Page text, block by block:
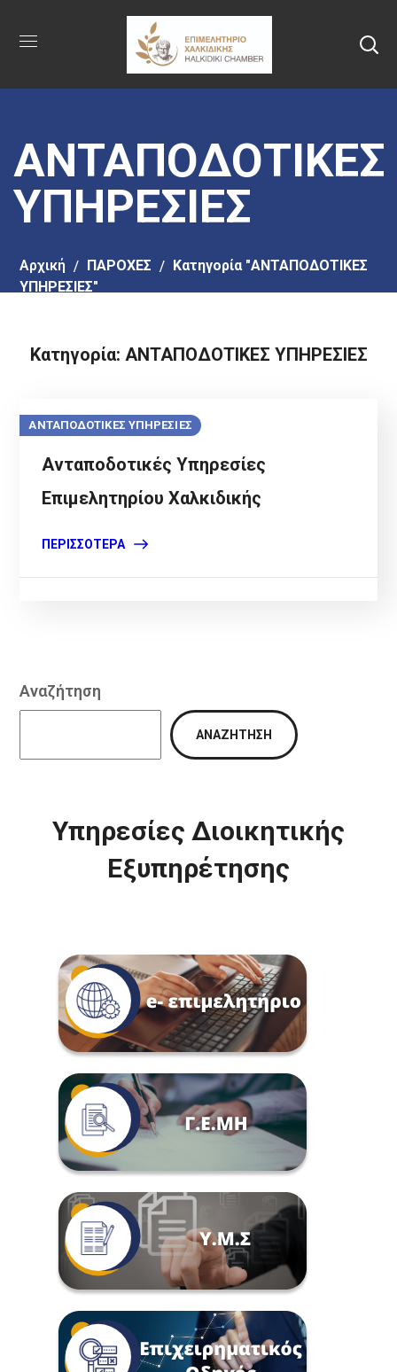
στο
περιεχόμενο
ΑΝΤΑΠΟΔΟΤΙΚΕΣ
ΥΠΗΡΕΣΙΕΣ
Αρχική ΠΑΡΟΧΕΣ
Κατηγορία "ΑΝΤΑΠΟΔΟΤΙΚΕΣ
ΥΠΗΡΕΣΙΕΣ"
Κατηγορία: ΑΝΤΑΠΟΔΟΤΙΚΕΣ ΥΠΗΡΕΣΙΕΣ
ΑΝΤΑΠΟΔΟΤΙΚΕΣ ΥΠΗΡΕΣΙΕΣ
Ανταποδοτικές Υπηρεσίες
Επιμελητηρίου Χαλκιδικής
ΠΕΡΙΣΣΌΤΕΡΑ
Αναζήτηση
ΑΝΑΖΉΤΗΣΗ
Υπηρεσίες Διοικητικής
Εξυπηρέτησης